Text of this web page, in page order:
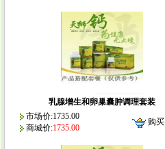
乳腺增生和卵巢囊肿调理套装
市场价:1735.00
购买
商城价:1735.00